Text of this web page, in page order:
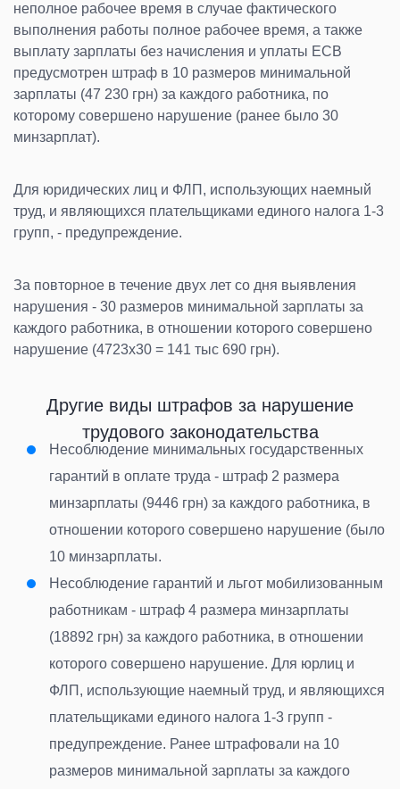
неполное рабочее время в случае фактического
выполнения работы полное рабочее время, а также
выплату зарплаты без начисления и уплаты ЕСВ
предусмотрен штраф в 10 размеров минимальной
зарплаты (47 230 грн) за каждого работника, по
которому совершено нарушение (ранее было 30
минзарплат).
Для юридических лиц и ФЛП, использующих наемный
труд, и являющихся плательщиками единого налога 1-3
групп, - предупреждение.
За повторное в течение двух лет со дня выявления
нарушения - 30 размеров минимальной зарплаты за
каждого работника, в отношении которого совершено
нарушение (4723х30 = 141 тыс 690 грн).
Другие виды штрафов за нарушение
трудового законодательства
Несоблюдение минимальных государственных
гарантий в оплате труда - штраф 2 размера
минзарплаты (9446 грн) за каждого работника, в
отношении которого совершено нарушение (было
10 минзарплаты.
Несоблюдение гарантий и льгот мобилизованным
работникам - штраф 4 размера минзарплаты
(18892 грн) за каждого работника, в отношении
которого совершено нарушение. Для юрлиц и
ФЛП, использующие наемный труд, и являющихся
плательщиками единого налога 1-3 групп -
предупреждение. Ранее штрафовали на 10
размеров минимальной зарплаты за каждого